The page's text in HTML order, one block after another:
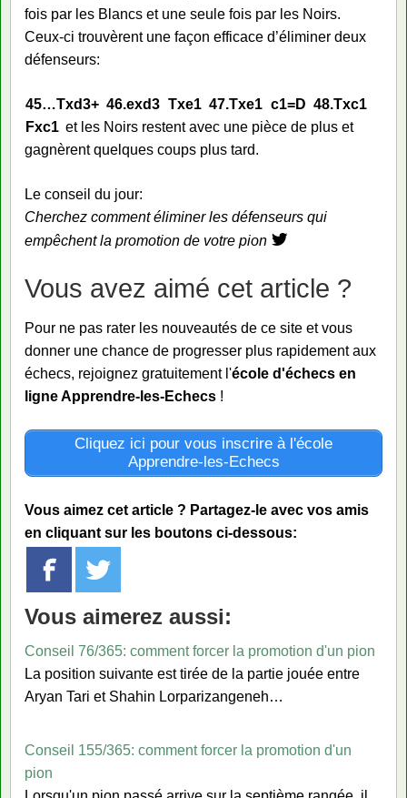
fois par les Blancs et une seule fois par les Noirs.
Ceux-ci trouvèrent une façon efficace d’éliminer deux
défenseurs:
45…Txd3+ 46.exd3 Txe1 47.Txe1 c1=D 48.Txc1
Fxc1 et les Noirs restent avec une pièce de plus et
gagnèrent quelques coups plus tard.
Le conseil du jour:
Cherchez comment éliminer les défenseurs qui
empêchent la promotion de votre pion
Vous avez aimé cet article ?
Pour ne pas rater les nouveautés de ce site et vous
donner une chance de progresser plus rapidement aux
échecs, rejoignez gratuitement l'école d'échecs en
ligne Apprendre-les-Echecs !
Cliquez ici pour vous inscrire à l'école
Apprendre-les-Echecs
Vous aimez cet article ? Partagez-le avec vos amis
en cliquant sur les boutons ci-dessous:
Vous aimerez aussi:
Conseil 76/365: comment forcer la promotion d'un pion
La position suivante est tirée de la partie jouée entre
Aryan Tari et Shahin Lorparizangeneh…
Conseil 155/365: comment forcer la promotion d'un
pion